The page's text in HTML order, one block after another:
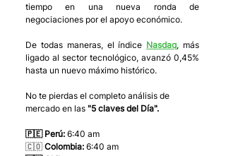
tiempo en una nueva ronda de
negociaciones por el apoyo económico.
De todas maneras, el índice Nasdaq, más
ligado al sector tecnológico, avanzó 0,45%
hasta un nuevo máximo histórico.
No te pierdas el completo análisis de
mercado en las "5 claves del Día".
🇵🇪 Perú: 6:40 am
🇨🇴 Colombia: 6:40 am